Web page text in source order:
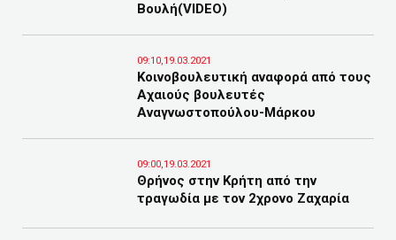
Βουλή(VIDEO)
09:10,19.03.2021
Κοινοβουλευτική αναφορά από τους
Αχαιούς βουλευτές
Αναγνωστοπούλου-Μάρκου
09:00,19.03.2021
Θρήνος στην Κρήτη από την
τραγωδία με τον 2χρονο Ζαχαρία